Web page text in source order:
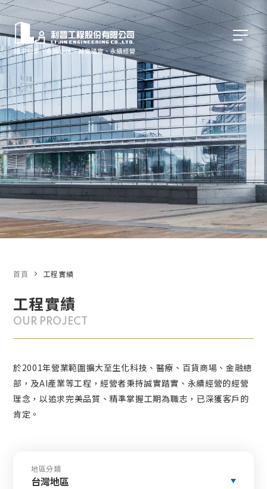
工程實績
OUR PROJECT
於2001年營業範圍擴大至生化科技、醫療、百貨商場、金融總
部，及AI產業等工程，經營者秉持誠實踏實、永續經營的經營
理念，以追求完美品質、精準掌握工期為職志，已深獲客戶的
肯定。
首頁 工程實績
地區分類
台灣地區